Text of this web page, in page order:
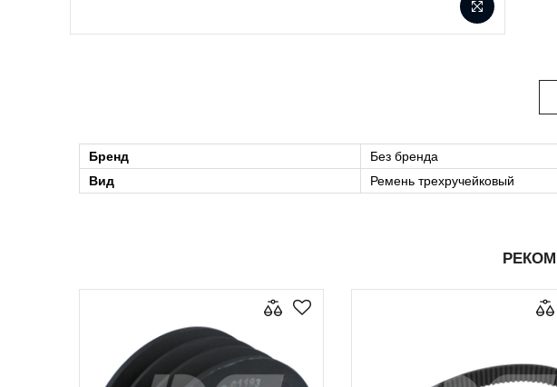
Бренд
Без бренда
Вид
Ремень трехручейковый